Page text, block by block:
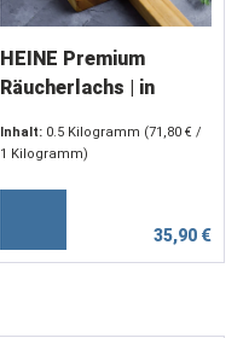
HEINE Premium
Räucherlachs | in
Inhalt: 0.5 Kilogramm (71,80 € /
1 Kilogramm)
35,90 €